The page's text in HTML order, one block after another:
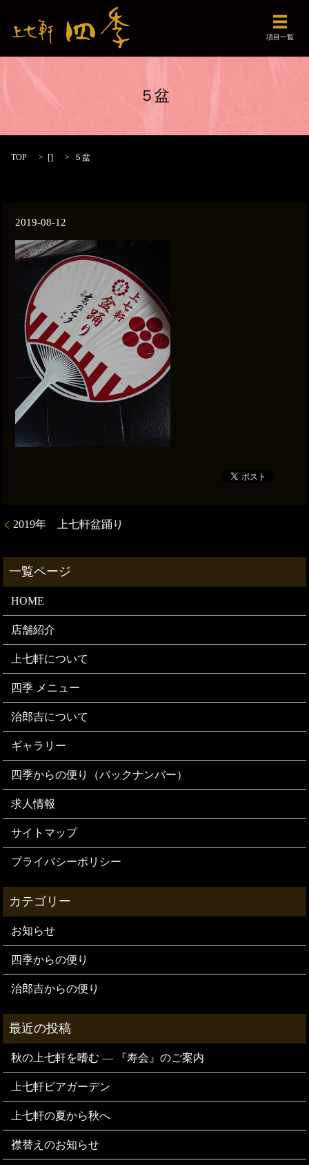
メニュ
項目一覧
５盆
TOP [] ５盆
2019-08-12
2019年 上七軒盆踊り
HOME
店舗紹介
上七軒について
四季 メニュー
治郎吉について
ギャラリー
四季からの便り（バックナンバー）
求人情報
サイトマップ
プライバシーポリシー
お知らせ
四季からの便り
治郎吉からの便り
秋の上七軒を嗜む — 『寿会』のご案内
上七軒ビアガーデン
上七軒の夏から秋へ
襟替えのお知らせ